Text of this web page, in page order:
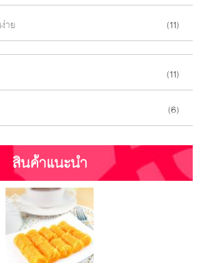
าย (11)
(11)
(6)
สินค้าแนะนำ